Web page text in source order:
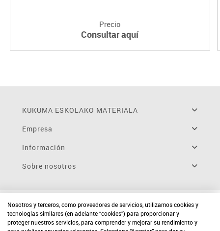
Precio
Consultar aquí
KUKUMA ESKOLAKO MATERIALA
Empresa
Información
Sobre nosotros
Nosotros y terceros, como proveedores de servicios, utilizamos cookies y
tecnologías similares (en adelante “cookies”) para proporcionar y
proteger nuestros servicios, para comprender y mejorar su rendimiento y